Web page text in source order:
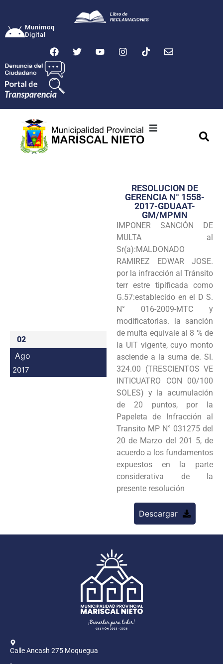
Munimoq
Digital
Transparencia
Seguridad
Intranet
02
Ago
2017
RESOLUCION DE
GERENCIA N° 1558-
2017-GDUAAT-
GM/MPMN
IMPONER SANCIÓN DE
MULTA al
Sr(a):MALDONADO
RAMIREZ EDWAR JOSE.
por la infracción al Tránsito
terr estre tipificada como
G.57:establecido en el D S.
N° 016-2009-MTC y
modificatorias. la sanción
de multa equivale al 8 % de
la UIT vigente, cuyo monto
asciende a la suma de. SI.
324.00 (TRESCIENTOS VE
INTICUATRO CON 00/100
SOLES) y la acumulación
de 20 puntos, por la
Papeleta de Infracción al
Transito MP N° 031275 del
20 de Marzo del 201 5, de
acuerdo a los fundamentos
expuestos en la parte
considerativa de la
presente resolución
Descargar
Calle Ancash 275 Moquegua